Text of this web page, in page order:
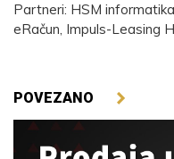
Partneri: HSM
eRačun, Impuls-Leasing
POVEZANO